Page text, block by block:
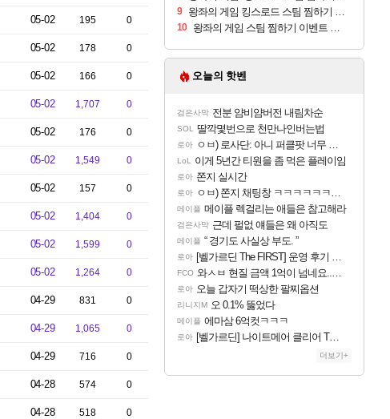
05-02 195 0
05-02 178 0
05-02 166 0
05-02 1,707 0
05-02 176 0
05-02 1,549 0
05-02 157 0
05-02 1,404 0
05-02 1,599 0
05-02 1,264 0
04-29 831 0
04-29 1,065 0
04-29 716 0
04-28 574 0
04-28 518 0
9 왕좌의 게임 킹스로드 스팀 찜하기 인증
10 왕좌의 게임 스팀 찜하기 이벤트 참여!
오늘의 핫벤
검은사막 전분 얌비얌버전 내림차순
SOL 딸깍몇번으로 천만나인버는법
로아 ㅇㅂ) 로사단: 아니 퍼클팟 너무 심하네 예의가 없어(?)
LoL 이게 5년간 티원을 좀 먹은 플레이임
로아 쫀지 실시간
로아 ㅇㅂ) 쫀지 채팅창 ㅋㅋㅋㅋㅋㅋㅋㅋㅋㅋㅋ
메이플 메이플 렉걸리는 애들은 참고해라
검은사막 근데 펄없 얘들은 왜 아직도
메이플 “ 경기도 사실상 부도. ”
로아 [벨가르딘 The FIRST] 운영 후기 + 1~3위 공대 축하 Ai짤
FCO 와ㅅㅂ 현질 금액 1억이 넘네요..다들 꼭 해보십셔ㅁㅊ
로아 오늘 갑자기 떡상한 팔찌옵션
리니지M 오 0.1% 뚫었다
메이플 에마삼 6억컷ㅋㅋㅋ
로아 [벨가르딘] 나이트메어 클리어 TOP10 알려드립니다.
더보기+